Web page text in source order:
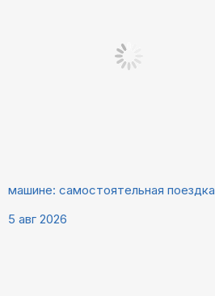
машине: самостоятельная поездка
5 авг 2026